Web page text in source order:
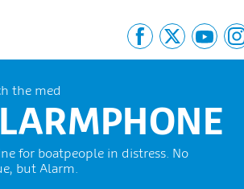
the med
for boatpeople in distress. No
but Alarm.